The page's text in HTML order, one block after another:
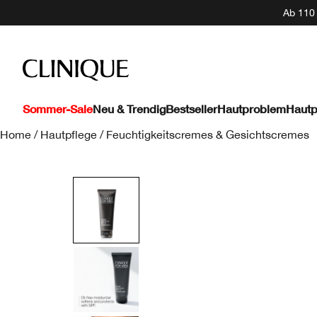
Ab
Sommer-SaleNeu & TrendigBestsellerHautproblem
Home / Hautpflege / Feuchtigkeitscremes & Gesichtscremes